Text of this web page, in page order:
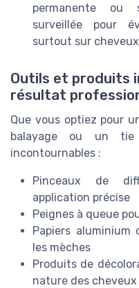
permanente ou
surveillée pour
surtout sur
Outils et produits
résultat
Que vous optiez pour
balayage ou un
incontournables :
Pinceaux de
application précise
Peignes à queue
Papiers aluminium
les mèches
Produits de
nature des cheveux